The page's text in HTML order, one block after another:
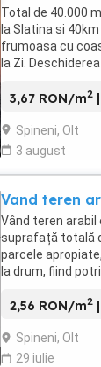
Total de 40.000
la Slatina si
frumoasa cu
la Zi.
3,67 RON/m2
Spineni, Olt
3 august
Vand teren
Vând teren arabil
suprafață totală
parcele
la drum, fiind
2,56 RON/m2
Spineni, Olt
29 iulie